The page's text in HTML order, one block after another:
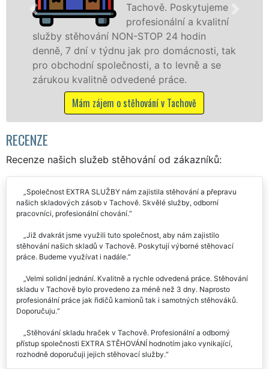
Poskytujeme
a kvalitní
STOP 24 hodin
pro domácnosti, tak
a to levně a se
práce.
služby zajišťujeme
celém okresu Tachov
franchisové sítě EXTRA
Nabízíme stěhovací
včetně víkendů a
Mám zájem o
RECENZE
Recenze našich služeb stěhování od zákazníků:
Společnost EXTRA SLUŽBY nám zajistila stěhování a přepravu
našich skladových zásob v Tachově. Skvělé služby, odborní
Již dvakrát jsme využili tuto společnost, aby nám zajistilo
stěhování našich skladů v Tachově. Poskytují výborné stěhovací
Velmi solidní jednání. Kvalitně a rychle odvedená práce. Stěhování
skladu v Tachově bylo provedeno za méně než 3 dny. Naprosto
profesionální práce jak řidičů kamionů tak i samotných stěhováků.
Stěhování skladu hraček v Tachově. Profesionální a odborný
přístup společnosti EXTRA STĚHOVÁNÍ hodnotím jako vynikající,